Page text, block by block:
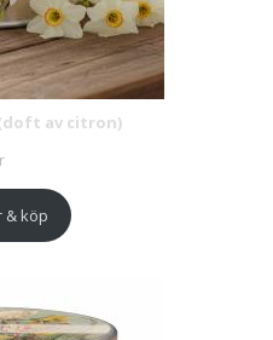
av citron)
& köp